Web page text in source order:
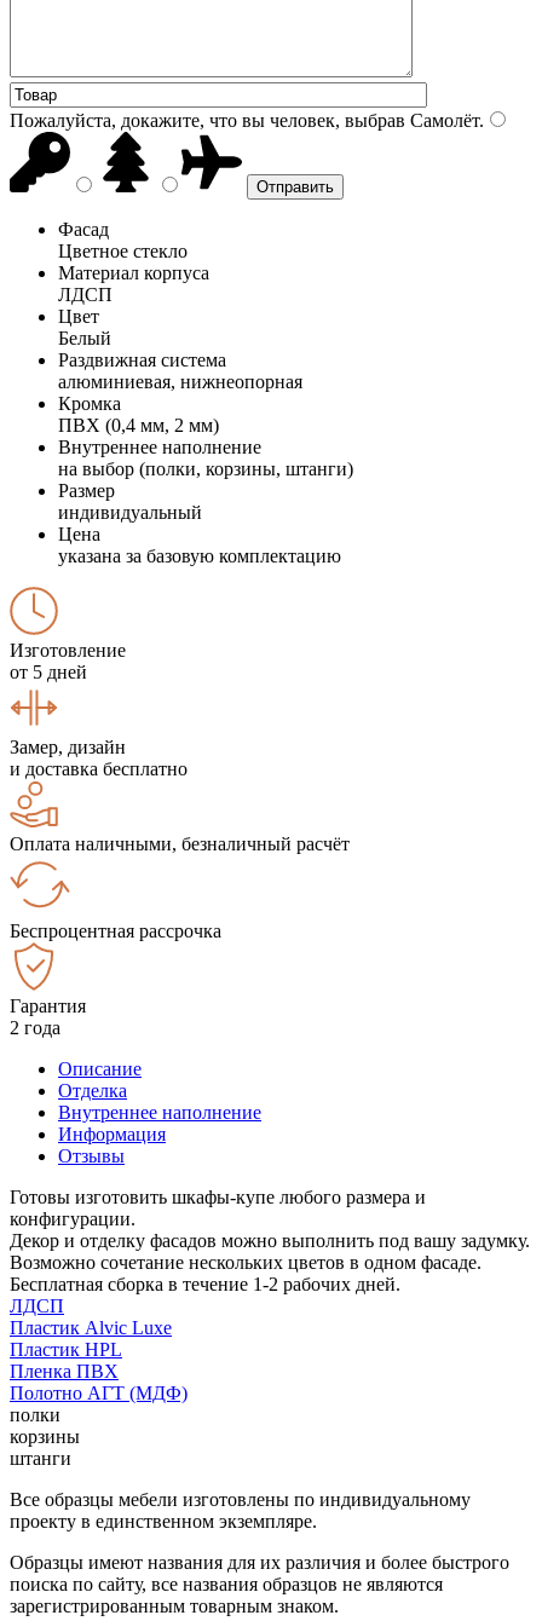
Пожалуйста, докажите, что вы человек, выбрав Самолёт.
Фасад
Цветное стекло
Материал корпуса
ЛДСП
Цвет
Белый
Раздвижная система
алюминиевая, нижнеопорная
Кромка
ПВХ (0,4 мм, 2 мм)
Внутреннее наполнение
на выбор (полки, корзины, штанги)
Размер
индивидуальный
Цена
указана за базовую комплектацию
Изготовление
от 5 дней
Замер, дизайн
и доставка бесплатно
Оплата наличными, безналичный расчёт
Беспроцентная рассрочка
Гарантия
2 года
Описание
Отделка
Внутреннее наполнение
Информация
Отзывы
Готовы изготовить шкафы-купе любого размера и
конфигурации.
Декор и отделку фасадов можно выполнить под вашу задумку.
Возможно сочетание нескольких цветов в одном фасаде.
Бесплатная сборка в течение 1-2 рабочих дней.
ЛДСП
Пластик Alvic Luxe
Пластик HPL
Пленка ПВХ
Полотно АГТ (МДФ)
полки
корзины
штанги
Все образцы мебели изготовлены по индивидуальному
проекту в единственном экземпляре.
Образцы имеют названия для их различия и более быстрого
поиска по сайту, все названия образцов не являются
зарегистрированным товарным знаком.